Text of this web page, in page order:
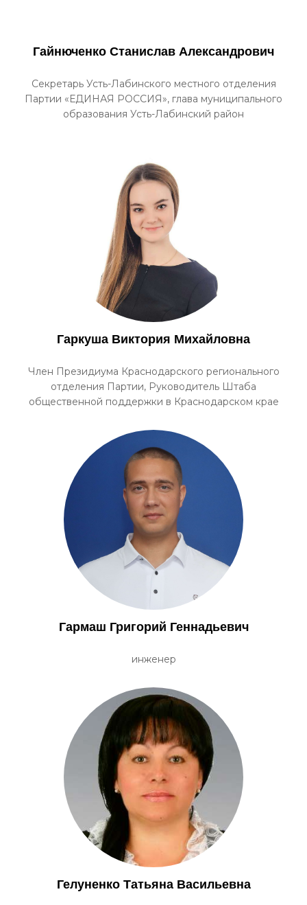
Гайнюченко Станислав Александрович
Секретарь Усть-Лабинского местного отделения
Партии «ЕДИНАЯ РОССИЯ», глава муниципального
образования Усть-Лабинский район
Гаркуша Виктория Михайловна
Член Президиума Краснодарского регионального
отделения Партии, Руководитель Штаба
общественной поддержки в Краснодарском крае
Гармаш Григорий Геннадьевич
инженер
Гелуненко Татьяна Васильевна